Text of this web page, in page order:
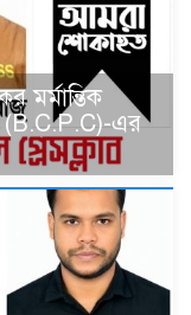
মর্মান্তিক
(B.C.P.C)-এর